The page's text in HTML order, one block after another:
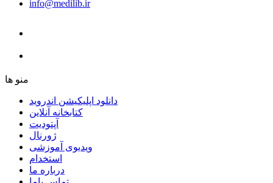
info@medilib.ir
ﻣﻨﻮ ﻫﺎ
دانلود اپلیکیشن اندروید
ﮐﺘﺎﺑﺨﺎﻧﻪ ﺁﻧﻼﯾﻦ
ﺁﭘﺘﻮﺩﯾﺖ
ﮊﻭﺭﻧﺎﻝ
ویدیوی آموزشی
استخدام
درباره ما